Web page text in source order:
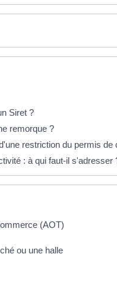
Siret ?
remorque ?
restriction du permis de
: à qui faut-il s'adresser
(AOT)
ou une halle